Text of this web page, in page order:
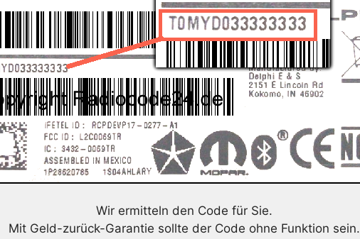
Wir ermitteln den Code für Sie.
Mit Geld-zurück-Garantie sollte der Code ohne Funktion sein.